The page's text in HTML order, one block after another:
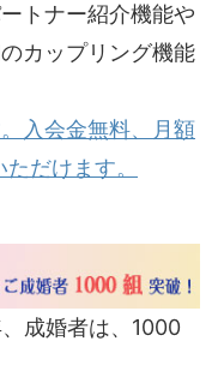
トナー紹介機能や
カップリング機能
入会金無料、月額
だけます。
成婚者は、1000